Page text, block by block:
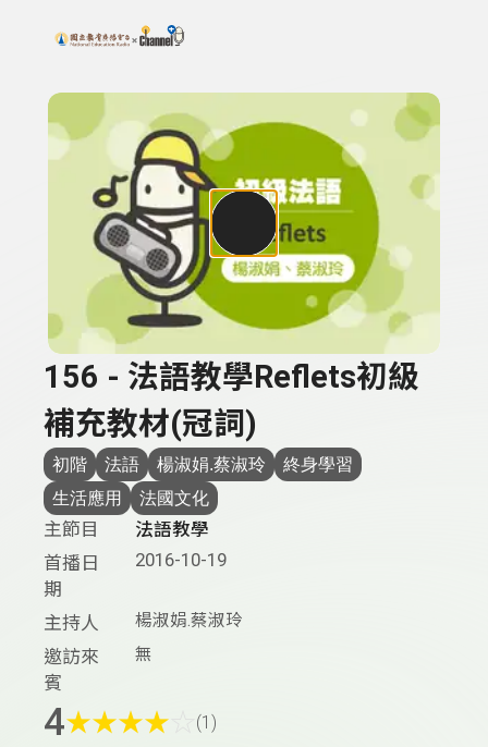
上方功能區塊
搜尋關鍵字：可輸入節目名稱、主持人或關鍵字
156 - 法語教學Reflets初級
補充教材(冠詞)
初階 法語 楊淑娟.蔡淑玲
終身學習
生活應用
法國文化
主節目
法語教學
首播日
期
2016-10-19
主持人 楊淑娟.蔡淑玲
邀訪來
賓
無
4★★★★ (1)